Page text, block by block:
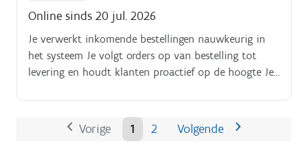
Online sinds 20 jul. 2026
Je verwerkt inkomende bestellingen nauwkeurig in
het systeem Je volgt orders op van bestelling tot
levering en houdt klanten proactief op de hoogte Je
oplossingsgerichte manier Je ondersteunt de
commerciële binnendienst met diverse
Vorige 1 2 Volgende